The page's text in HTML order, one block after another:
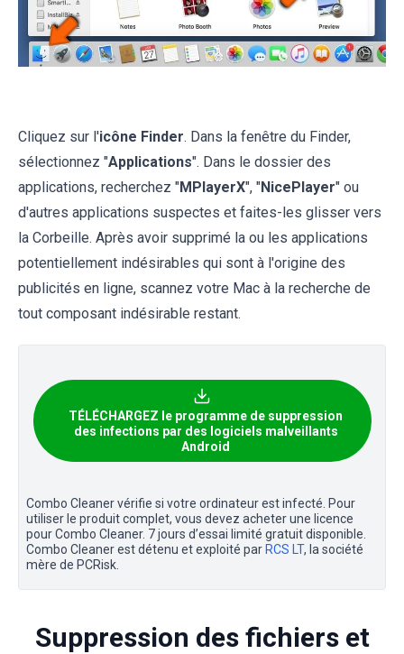
Cliquez sur l'icône Finder. Dans la fenêtre du Finder,
sélectionnez "Applications". Dans le dossier des
applications, recherchez "MPlayerX", "NicePlayer" ou
d'autres applications suspectes et faites-les glisser vers
la Corbeille. Après avoir supprimé la ou les applications
potentiellement indésirables qui sont à l'origine des
publicités en ligne, scannez votre Mac à la recherche de
tout composant indésirable restant.
TÉLÉCHARGEZ le programme de suppression
des infections par des logiciels malveillants
Android
Combo Cleaner vérifie si votre ordinateur est infecté. Pour
utiliser le produit complet, vous devez acheter une licence
pour Combo Cleaner. 7 jours d’essai limité gratuit disponible.
Combo Cleaner est détenu et exploité parRCS LT, la société
mère de PCRisk.
Suppression des fichiers et